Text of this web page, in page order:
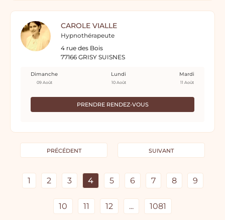
CAROLE VIALLE
Hypnothérapeute
4 rue des Bois
77166 GRISY SUISNES
PRENDRE RENDEZ-VOUS
Dimanche
09 Août
Lundi
10 Août
Mardi
11 Août
PRÉCÉDENT SUIVANT
1 2 3 4 5 6 7 8 9
10 11 12 ... 1081